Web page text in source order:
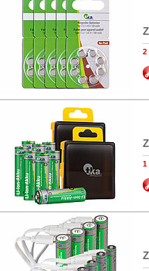
2
1